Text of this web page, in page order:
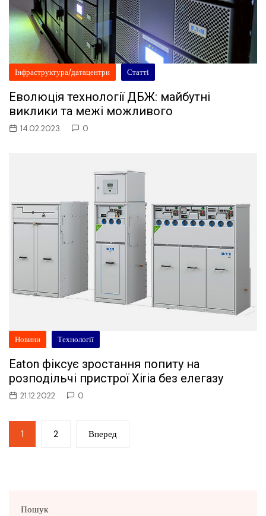
Інфраструктура/датацентри Статті
Еволюція технології ДБЖ: майбутні
виклики та межі можливого
14.02.2023 0
Новини Технології
Eaton фіксує зростання попиту на
розподільчі пристрої Xiria без елегазу
21.12.2022 0
Пагінація
записів
1 2 Вперед
Пошук